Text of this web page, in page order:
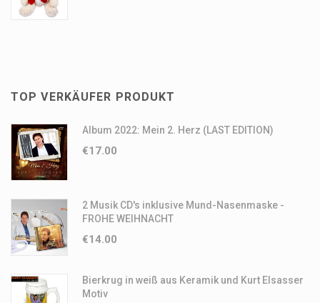
aufgrund ihrer Beschaffenheit nicht für eine Rücksendung
TOP VERKÄUFER PRODUKT
Album 2022: Mein 2. Herz (LAST EDITION)
€17.00
2 Musik CD's inklusive Mund-Nasenmaske -
FROHE WEIHNACHT
€14.00
Bierkrug in weiß aus Keramik und Kurt Elsasser
Motiv